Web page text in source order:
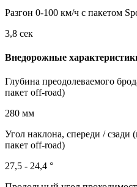
Разгон 0-100 км/ч с пакетом
3,8 сек
Внедорожные
Глубина преодолеваемого
пакет off-road)
280 мм
Угол наклона, спереди / сзади
пакет off-road)
27,5 - 24,4 °